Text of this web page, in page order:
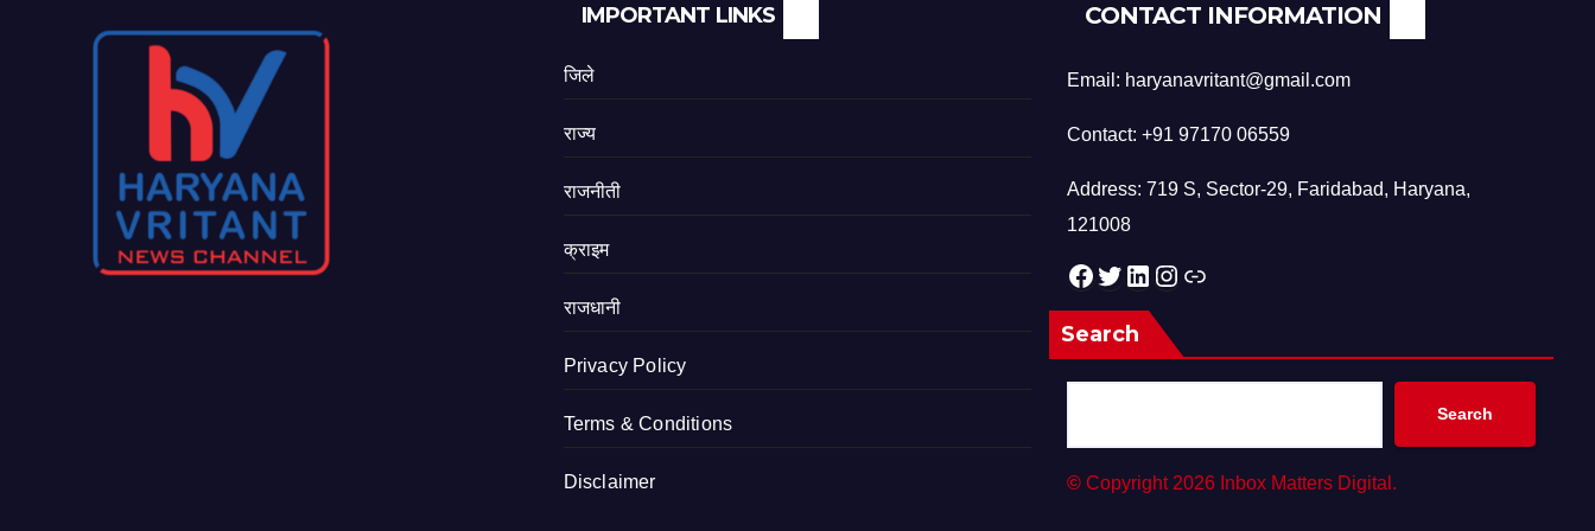
IMPORTANT LINKS
जिले
राज्य
राजनीती
क्राइम
राजधानी
Privacy Policy
Terms & Conditions
Disclaimer
CONTACT INFORMATION
Email: haryanavritant@gmail.com
Contact: +91 97170 06559
Address: 719 S, Sector-29, Faridabad, Haryana,
121008
Facebook Twitter LinkedIn Instagram Link
Search
Search
© Copyright 2026 Inbox Matters Digital.